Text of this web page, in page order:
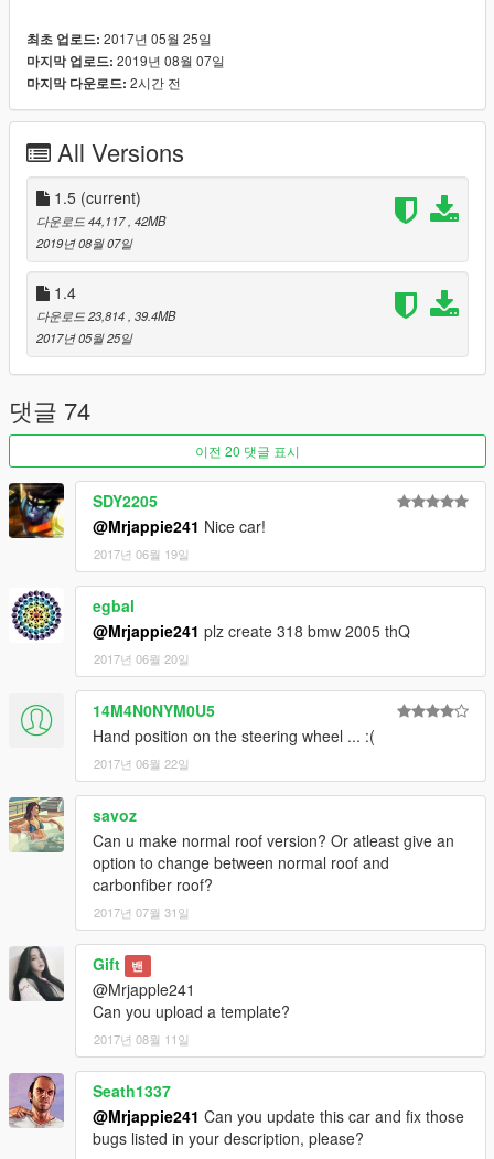
- HQ engine (by ahmeda1999)
- Breakable glass
- Good interior camera
- All lights working (Including Fog & Indic.)
- Working steering wheel & good hand placement
- Spawn in real life colors
- Realistic handling and vehicles.meta
- Extra 1 = Front license plate (removable)
-Paint 1 = body
-Paint 3 = Pearlescent
- Replace version replaces Oracle by default
- engine bay textures are not fully black
remaining issues will be fixed in future versions.
Credits :
Engine Model by ahmeda1999 here on GTA5-mods
3D Model Source(s) : Forza Motorsport 4, Forza Horizon 1 &
vargov3d.com
.yft = 9,56 MB
.ytd = 2,5 MB
최초 업로드: 2017년 05월 25일
마지막 업로드: 2019년 08월 07일
마지막 다운로드: 2시간 전
All Versions
1.5 (current)
다운로드 44,117 , 42MB
2019년 08월 07일
1.4
다운로드 23,814 , 39.4MB
2017년 05월 25일
댓글 74
이전 20 댓글 표시
SDY2205
@Mrjappie241 Nice car!
2017년 06월 19일
egbal
@Mrjappie241 plz create 318 bmw 2005 thQ
2017년 06월 20일
14M4N0NYM0U5
Hand position on the steering wheel ... :(
2017년 06월 22일
savoz
Can u make normal roof version? Or atleast give an
option to change between normal roof and
carbonfiber roof?
2017년 07월 31일
Gift 밴
@Mrjapple241
Can you upload a template?
2017년 08월 11일
Seath1337
@Mrjappie241 Can you update this car and fix those
bugs listed in your description, please?